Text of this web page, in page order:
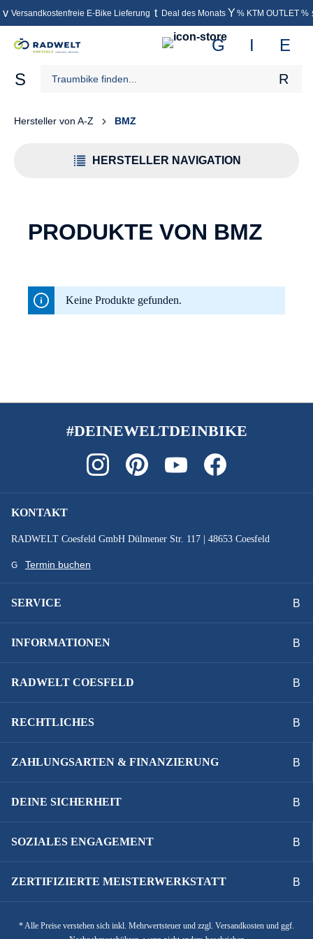
springen
Versandkostenfreie E-Bike Lieferung Deal des Monats % KTM OUTLET %
Hersteller von A-Z BMZ
HERSTELLER NAVIGATION
PRODUKTE VON BMZ
Keine Produkte gefunden.
#DEINEWELTDEINBIKE
KONTAKT
RADWELT Coesfeld GmbH Dülmener Str. 117 | 48653 Coesfeld
Termin buchen
SERVICE
INFORMATIONEN
RADWELT COESFELD
RECHTLICHES
ZAHLUNGSARTEN & FINANZIERUNG
DEINE SICHERHEIT
SOZIALES ENGAGEMENT
ZERTIFIZIERTE MEISTERWERKSTATT
* Alle Preise verstehen sich inkl. Mehrwertsteuer und zzgl. Versandkosten und ggf.